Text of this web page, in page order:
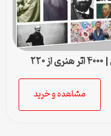
دانلود مجموعه نقاشان معروف جهان | ۴۰۰۰ اثر هنری از ۲۲۰
مشاهده و خرید